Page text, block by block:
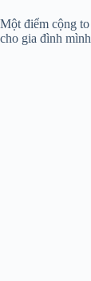
Một điểm cộng
cho gia đình